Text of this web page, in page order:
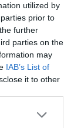
utilized by
prior to
further
parties on the
may
IAB’s List of
it to other
BLOKK IS